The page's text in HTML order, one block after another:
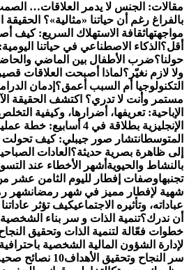
مقالات: الجنس لا يدمر العلاقات…
بالفراغ رغم أن حياتنا «مثالية»؟
مواجهتهاثقافة الاستهلاك السريع: كيف
أقل؟ الذكاء الاصطناعي في حياتنا
حولنا؟ضرب الأطفال بين الماضي
ولا لازم نغيّر؟لماذا أصبحت العلاقات
التكنولوجيا أم السبب أعمق؟ إدمان
مستمر وأنت لا تدري؟ اكتشف الحقيقة
الإباحية: تعريفها، أضرارها، وكيفية
الإنجليزية بطلاقة في 4
المتوسطانتشار صور جيبلي: كيف تحولت
إلى ظاهرة بصرية حديثة؟ العادات
بالنشاط والحيوية أشهر الأخطاء عند
تجنبهاوصفات إفطار لليوم الثامن عشر
شهية لإفطار مميز في شهر رمضانشهر
عباداته، وتأثيره الاجتماعيكيف تؤثر
أن ندرك؟تنمية الذات و سر بناء
خطوات فعّالة لتنمية الذات وتحقيق
لإدارة الشؤون المالية الشخصية
سر النجاح وتحقيق الأهداف
10 نصائح